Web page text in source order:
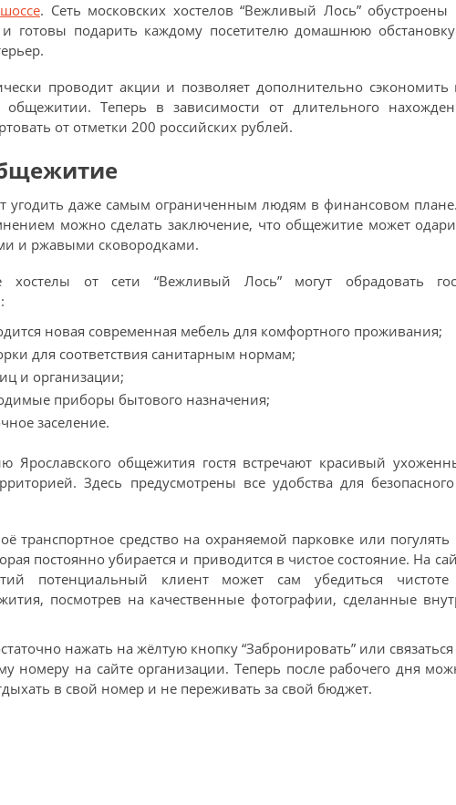
. Сеть московских хостелов “Вежливый Лось” обустроены
готовы подарить каждому посетителю домашнюю
проводит акции и позволяет дополнительно сэкономить
Теперь в зависимости от длительного
от отметки 200 российских рублей.
угодить даже самым ограниченным людям в финансовом
можно сделать заключение, что общежитие может
и ржавыми сковородками.
от сети “Вежливый Лось” могут обрадовать
новая современная мебель для комфортного проживания;
для соответствия санитарным нормам;
и организации;
приборы бытового назначения;
заселение.
Ярославского общежития гостя встречают красивый
Здесь предусмотрены все удобства для
транспортное средство на охраняемой парковке или погулять
постоянно убирается и приводится в чистое состояние. На
потенциальный клиент может сам убедиться
посмотрев на качественные фотографии, сделанные
нажать на жёлтую кнопку “Забронировать” или связаться
номеру на сайте организации. Теперь после рабочего дня
в свой номер и не переживать за свой бюджет.